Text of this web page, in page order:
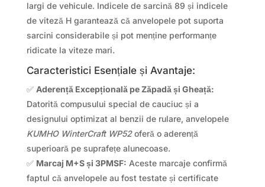
largi de vehicule. Indicele de sarcină 89 și indicele
de viteză H garantează că anvelopele pot suporta
sarcini considerabile și pot menține performanțe
ridicate la viteze mari.
Caracteristici Esențiale și Avantaje:
✅ Aderență Excepțională pe Zăpadă și Gheață:
Datorită compusului special de cauciuc și a
designului optimizat al benzii de rulare, anvelopele
KUMHO WinterCraft WP52oferă o aderență
superioară pe suprafețe alunecoase.
✅ Marcaj M+S și 3PMSF: Aceste marcaje confirmă
faptul că anvelopele au fost testate și certificate